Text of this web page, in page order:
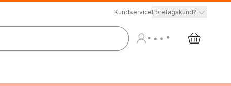
KundserviceFöretagskund?